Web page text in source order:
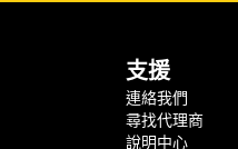
支援
連絡我們
尋找代理商
說明中心